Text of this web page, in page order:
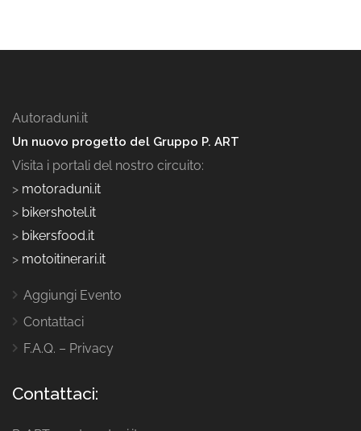
Autoraduni.it
Un nuovo progetto del Gruppo P. ART
Visita i portali del nostro circuito:
> motoraduni.it
> bikershotel.it
> bikersfood.it
> motoitinerari.it
Aggiungi Evento
Contattaci
F.A.Q. – Privacy
Contattaci: